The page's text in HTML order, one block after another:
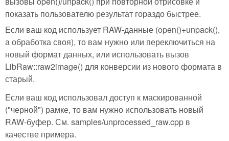
показать пользователю результат гораздо быстрее.
Если ваш код использует RAW-данные (open()+unpack(),
а обработка своя), то вам нужно или переключиться на
новый формат данных, или использовать вызов
LibRaw::raw2image() для конверсии из нового формата в
старый.
Если ваш код использовал доступ к маскированной
("черной") рамке, то вам нужно использовать новый
RAW-буфер. См. samples/unprocessed_raw.cpp в
качестве примера.